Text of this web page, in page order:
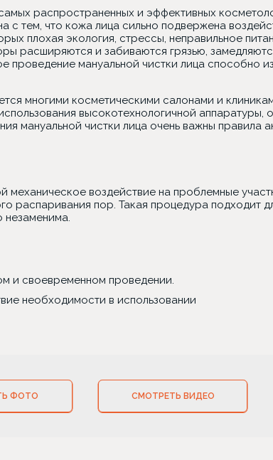
распространенных и эффективных
с тем, что кожа лица сильно подвержена
плохая экология, стрессы, неправильное
расширяются и забиваются грязью,
проведение мануальной чистки лица способно
многими косметическими салонами и
высокотехнологичной аппаратуры,
мануальной чистки лица очень важны правила
механическое воздействие на проблемные
распаривания пор. Такая процедура подходит
и своевременном проведении.
необходимости в использовании
ФОТО СМОТРЕТЬ ВИДЕО